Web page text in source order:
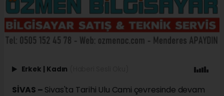
Erkek | Kadın
SİVAS – Sivas'ta Tarihi Ulu Cami çevresinde devam